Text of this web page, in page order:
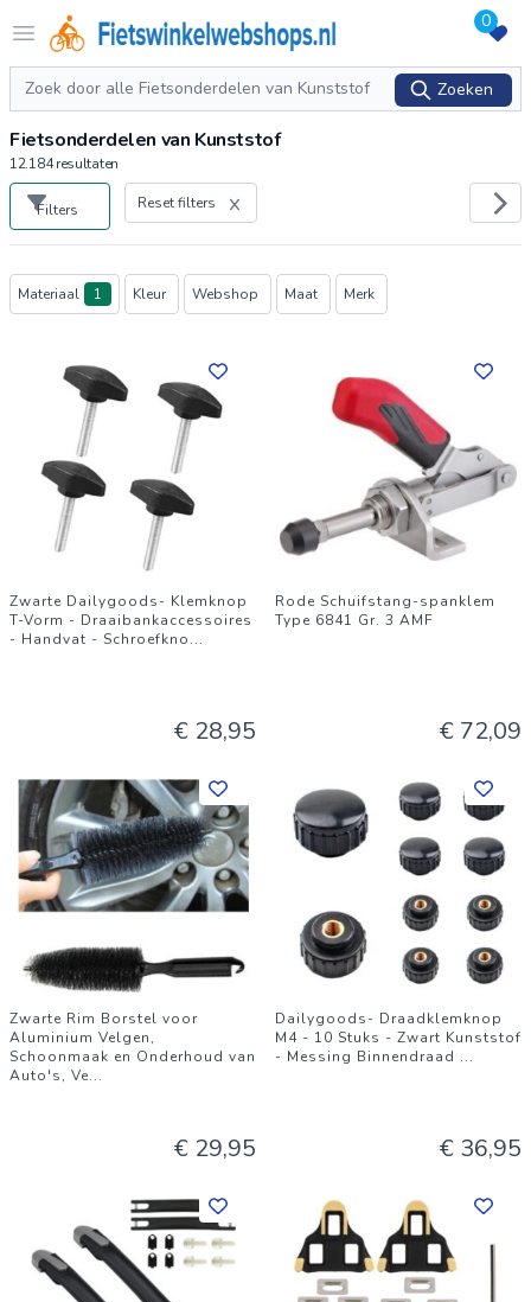
Open menu
Logo Fietswinkelwebshops.nl 0
Zoeken
Zoeken
Fietsonderdelen van Kunststof
12.184resultaten
Filters Reset filters
Producten
Materiaal 1 Kleur Webshop Maat Merk
Zwarte Dailygoods- Klemknop
T-Vorm - Draaibankaccessoires
- Handvat - Schroefkno...
€ 28,95
Rode Schuifstang-spanklem
Type 6841 Gr. 3 AMF
€ 72,09
Zwarte Rim Borstel voor
Aluminium Velgen,
Schoonmaak en Onderhoud van
Auto's, Ve...
€ 29,95
Dailygoods- Draadklemknop
M4 - 10 Stuks - Zwart Kunststof
- Messing Binnendraad ...
€ 36,95